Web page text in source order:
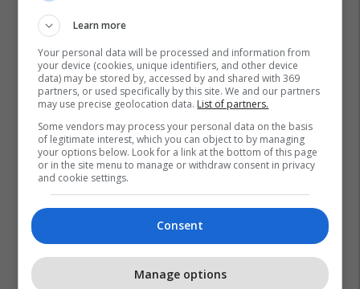
Learn more
Your personal data will be processed and information from
your device (cookies, unique identifiers, and other device
data) may be stored by, accessed by and shared with 369
partners, or used specifically by this site. We and our partners
may use precise geolocation data. List of partners.
Some vendors may process your personal data on the basis
of legitimate interest, which you can object to by managing
your options below. Look for a link at the bottom of this page
or in the site menu to manage or withdraw consent in privacy
and cookie settings.
Consent
Manage options